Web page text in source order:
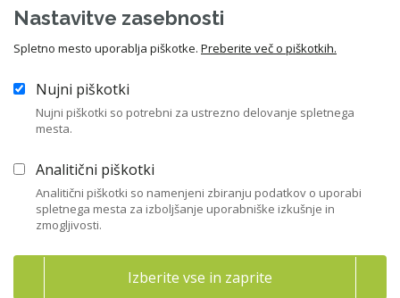
Gradiva
Največkrat prenešene
Nadzor poslovanja preko računovodskih
04. 06. 2026 - Gradiva izobraževanj - dr. Aljoša Valentinčič
Nastavitve zasebnosti
Spletno mesto uporablja piškotke. Preberite več o piškotkih.
Nujni piškotki
Nujni piškotki so potrebni za ustrezno delovanje spletnega
mesta.
Analitični piškotki
Analitični piškotki so namenjeni zbiranju podatkov o uporabi
spletnega mesta za izboljšanje uporabniške izkušnje in
zmogljivosti.
Izberite vse in zaprite